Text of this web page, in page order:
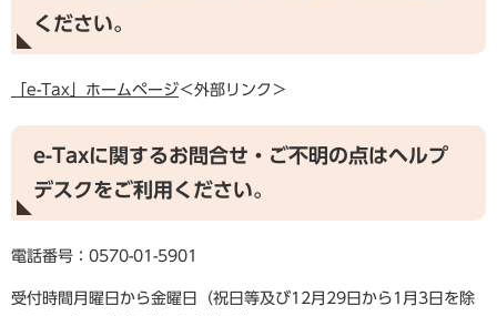
ください。
「e-Tax」ホームページ＜外部リンク＞
e-Taxに関するお問合せ・ご不明の点はヘルプ
デスクをご利用ください。
電話番号：0570-01-5901
受付時間月曜日から金曜日（祝日等及び12月29日から1月3日を除